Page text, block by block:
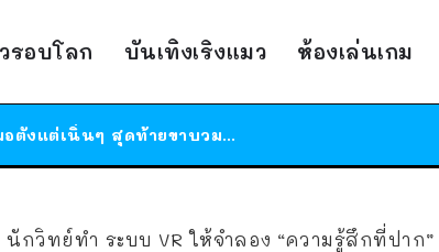
รอบโลก บันเทิงเริงแมว ห้องเล่นเกม
ร้านอาหารในนิวยอร์กประกาศปิดตัวลง หลังอยู่มานานกว่า 45 ปี ติดป้ายขอบคุณลูกค้าทุกคน แถมสูตรทำไวท์ซอสให้แบบจัดเต็ม
ได้เวลาเด็กหนวดรวมตัว RF Online Next เปิดให้เล่นแล้ว เกม Sci-Fi MMORPG ระดับตำนาน เล่นได้ทั้งมือถือและ PC
กวิทย์ทำ ระบบ VR ให้จำลอง “ความรู้สึกที่ปาก